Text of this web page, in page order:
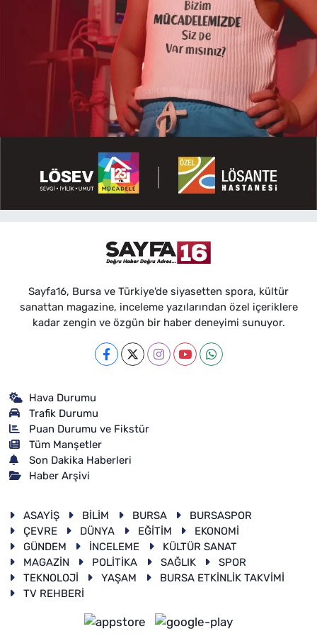
Sayfa16, Bursa ve Türkiye'de siyasetten spora, kültür
sanattan magazine, inceleme yazılarından özel içeriklere
kadar zengin ve özgün bir haber deneyimi sunuyor.
Hava Durumu
Trafik Durumu
Puan Durumu ve Fikstür
Tüm Manşetler
Son Dakika Haberleri
Haber Arşivi
ASAYİŞ BİLİM BURSA
BURSASPOR
ÇEVRE
DÜNYA EĞİTİM
EKONOMİ
GÜNDEM
İNCELEME
KÜLTÜR SANAT
MAGAZİN
POLİTİKA SAĞLIK
SPOR
TEKNOLOJİ
YAŞAM
BURSA ETKİNLİK TAKVİMİ
TV REHBERİ